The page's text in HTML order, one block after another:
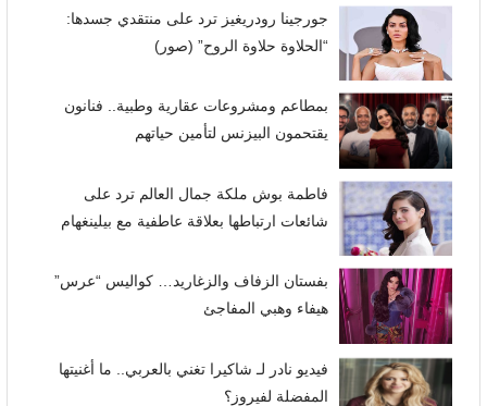
جورجينا رودريغيز ترد على منتقدي جسدها:
“الحلاوة حلاوة الروح” (صور)
بمطاعم ومشروعات عقارية وطبية.. فنانون
يقتحمون البيزنس لتأمين حياتهم
فاطمة بوش ملكة جمال العالم ترد على
شائعات ارتباطها بعلاقة عاطفية مع بيلينغهام
بفستان الزفاف والزغاريد… كواليس “عرس”
هيفاء وهبي المفاجئ
فيديو نادر لـ شاكيرا تغني بالعربي.. ما أغنيتها
المفضلة لفيروز؟